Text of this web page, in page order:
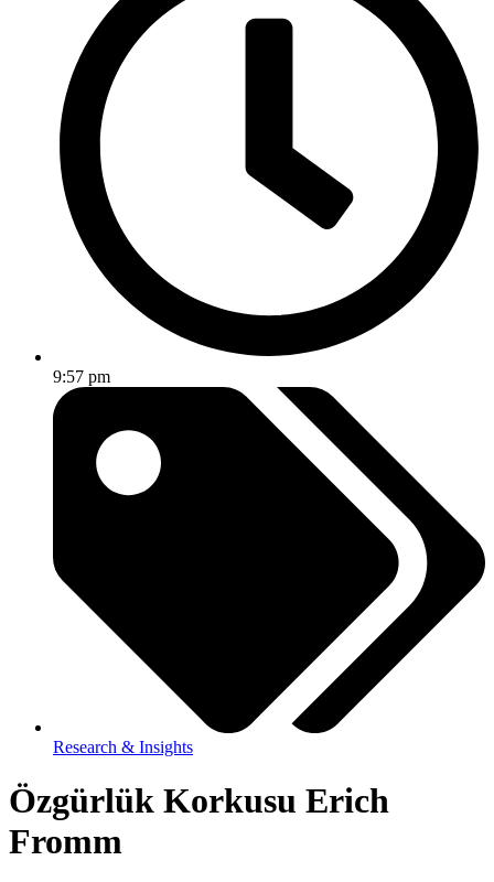
9:57 pm
Research & Insights
Özgürlük Korkusu Erich
Fromm